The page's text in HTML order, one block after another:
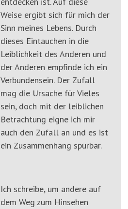
Weise ergibt sich für mich der
Sinn meines Lebens. Durch
dieses Eintauchen in die
Leiblichkeit des Anderen und
der Anderen empfinde ich ein
Verbundensein. Der Zufall
mag die Ursache für Vieles
sein, doch mit der leiblichen
Betrachtung eigne ich mir
auch den Zufall an und es ist
ein Zusammenhang spürbar.
Ich schreibe, um andere auf
dem Weg zum Hinsehen